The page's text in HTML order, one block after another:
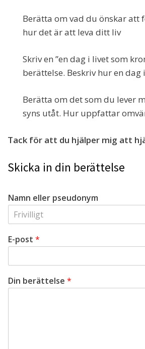
Berätta om vad du önskar att
hur det är att leva ditt liv
Skriv en ”en dag i livet som
berättelse. Beskriv hur en
Berätta om det som du lever
syns utåt. Hur uppfattar
Tack för att du hjälper mig att
Skicka in din berättelse
Namn eller pseudonym
E-post *
Din berättelse *